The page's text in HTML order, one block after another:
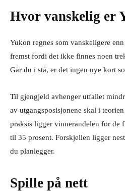
Hvor vanskelig er
Yukon regnes som vanskeligere
fremst fordi det ikke finnes noen
Går du i stå, er det ingen nye kort
Til gjengjeld avhenger utfallet
av utgangsposisjonene skal i
praksis ligger vinnerandelen for de
til 35 prosent. Forskjellen ligger
du planlegger.
Spille på nett